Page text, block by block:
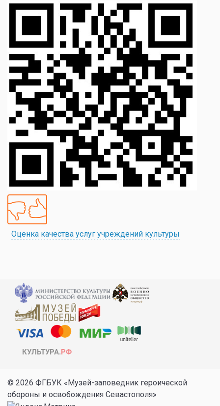
Оценка качества услуг учреждений культуры
© 2026 ФГБУК «Музей-заповедник героической
обороны и освобождения Севастополя»